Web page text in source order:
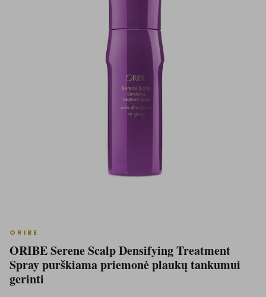
ORIBE
ORIBE Serene Scalp Densifying Treatment
Spray purškiama priemonė plaukų tankumui
gerinti